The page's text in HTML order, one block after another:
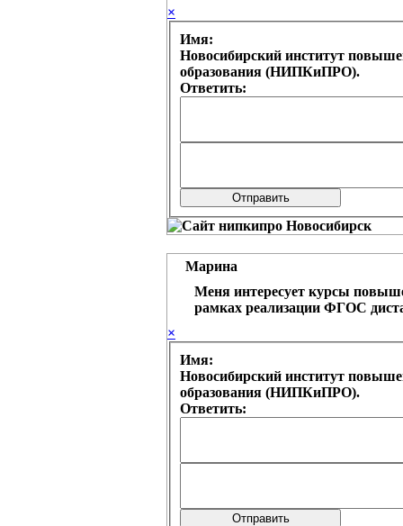
×
Имя:
Новосибирский институт
образования (НИПКиПРО).
Ответить:
Марина
Меня интересует курсы
рамках реализации ФГОС
×
Имя:
Новосибирский институт
образования (НИПКиПРО).
Ответить: